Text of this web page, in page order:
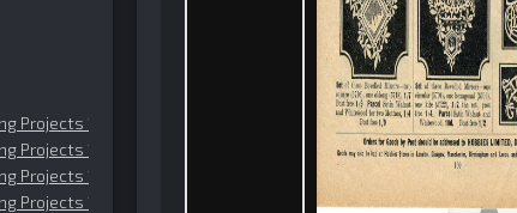
Projects 1992 №03 (27)
Projects 1988 №06 November
Projects 1989 №01 (07) January
Projects 1990 №01 (13)